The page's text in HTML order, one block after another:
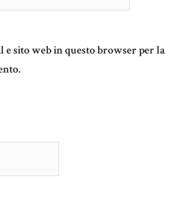
e sito web in questo browser per la